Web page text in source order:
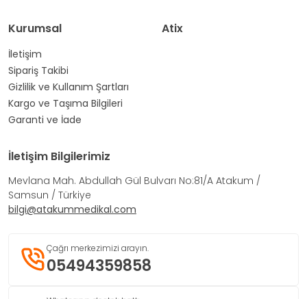
Kurumsal
İletişim
Sipariş Takibi
Gizlilik ve Kullanım Şartları
Kargo ve Taşıma Bilgileri
Garanti ve İade
Atix
İletişim Bilgilerimiz
Mevlana Mah. Abdullah Gül Bulvarı No:81/A Atakum /
Samsun / Türkiye
bilgi@atakummedikal.com
Çağrı merkezimizi arayın.
05494359858